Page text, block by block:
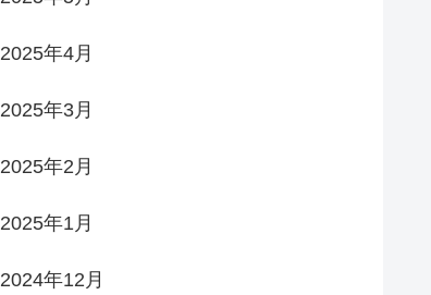
2025年4月
2025年3月
2025年2月
2025年1月
2024年12月